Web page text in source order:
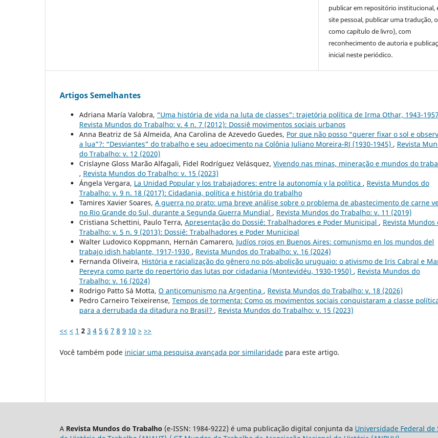
publicar em repositório institucional,
site pessoal, publicar uma tradução,
como capítulo de livro), com
reconhecimento de autoria e
inicial neste periódico.
Artigos Semelhantes
Adriana María Valobra, “Uma história de vida na luta de classes”: trajetória política de Irma Othar, 1943-
Revista Mundos do Trabalho: v. 4 n. 7 (2012): Dossiê movimentos sociais urbanos
Anna Beatriz de Sá Almeida, Ana Carolina de Azevedo Guedes, Por que não posso “querer fixar o sol e
a lua”?: “Desviantes” do trabalho e seu adoecimento na Colônia Juliano Moreira-RJ (1930-1945) , Revista
do Trabalho: v. 12 (2020)
Crislayne Gloss Marão Alfagali, Fidel Rodríguez Velásquez, Vivendo nas minas, mineração e mundos do
, Revista Mundos do Trabalho: v. 15 (2023)
Ángela Vergara, La Unidad Popular y los trabajadores: entre la autonomía y la política , Revista Mundos do
Trabalho: v. 9 n. 18 (2017): Cidadania, política e história do trabalho
Tamires Xavier Soares, A guerra no prato: uma breve análise sobre o problema de abastecimento de carne
no Rio Grande do Sul, durante a Segunda Guerra Mundial , Revista Mundos do Trabalho: v. 11 (2019)
Cristiana Schettini, Paulo Terra, Apresentação do Dossiê: Trabalhadores e Poder Municipal , Revista Mundos
Trabalho: v. 5 n. 9 (2013): Dossiê: Trabalhadores e Poder Municipal
Walter Ludovico Koppmann, Hernán Camarero, Judíos rojos en Buenos Aires: comunismo en los mundos del
trabajo idish hablante, 1917-1930 , Revista Mundos do Trabalho: v. 16 (2024)
Fernanda Oliveira, História e racialização do gênero no pós-abolição uruguaio: o ativismo de Iris Cabral e
Pereyra como parte do repertório das lutas por cidadania (Montevidéu, 1930-1950) , Revista Mundos do
Trabalho: v. 16 (2024)
Rodrigo Patto Sá Motta, O anticomunismo na Argentina , Revista Mundos do Trabalho: v. 18 (2026)
Pedro Carneiro Teixeirense, Tempos de tormenta: Como os movimentos sociais conquistaram a classe
para a derrubada da ditadura no Brasil? , Revista Mundos do Trabalho: v. 15 (2023)
<< < 1 2 3 4 5 6 7 8 9 10 > >>
Você também pode iniciar uma pesquisa avançada por similaridade para este artigo.
A Revista Mundos do Trabalho (e-ISSN: 1984-9222) é uma publicação digital conjunta da Universidade Federal de